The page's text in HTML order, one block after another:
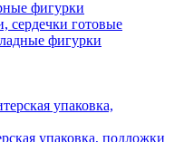
фигурки
сердечки готовые
фигурки
упаковка, подложки